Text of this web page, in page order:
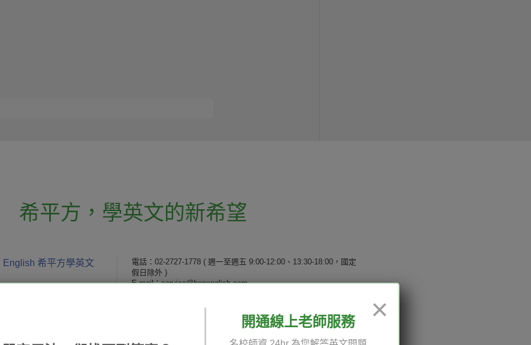
希平方 ， 學英文的新希望
English 希平方學英文 電話：02-2727-1778 ( 週一至週五 9:00-12:00、13:30-18:00，國定
假日除外 )
E-mail：service@hopenglish.com
×
開通線上老師服務